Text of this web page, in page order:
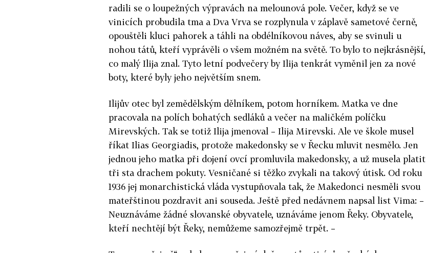
radili se o loupežných výpravách na melounová pole. Večer, když se ve
vinicích probudila tma a Dva Vrva se rozplynula v záplavě sametové černě,
opouštěli kluci pahorek a táhli na obdélníkovou náves, aby se svinuli u
nohou tátů, kteří vyprávěli o všem možném na světě. To bylo to nejkrásnější,
co malý Ilija znal. Tyto letní podvečery by Ilija tenkrát vyměnil jen za nové
boty, které byly jeho největším snem.
Ilijův otec byl zemědělským dělníkem, potom horníkem. Matka ve dne
pracovala na polích bohatých sedláků a večer na maličkém políčku
Mirevských. Tak se totiž Ilija jmenoval – Ilija Mirevski. Ale ve škole musel
říkat Ilias Georgiadis, protože makedonsky se v Řecku mluvit nesmělo. Jen
jednou jeho matka při dojení ovcí promluvila makedonsky, a už musela platit
tři sta drachem pokuty. Vesničané si těžko zvykali na takový útisk. Od roku
1936 jej monarchistická vláda vystupňovala tak, že Makedonci nesměli svou
mateřštinou pozdravit ani souseda. Ještě před nedávnem napsal list Vima: –
Neuznáváme žádné slovanské obyvatele, uznáváme jenom Řeky. Obyvatele,
kteří nechtějí být Řeky, nemůžeme samozřejmě trpět. –